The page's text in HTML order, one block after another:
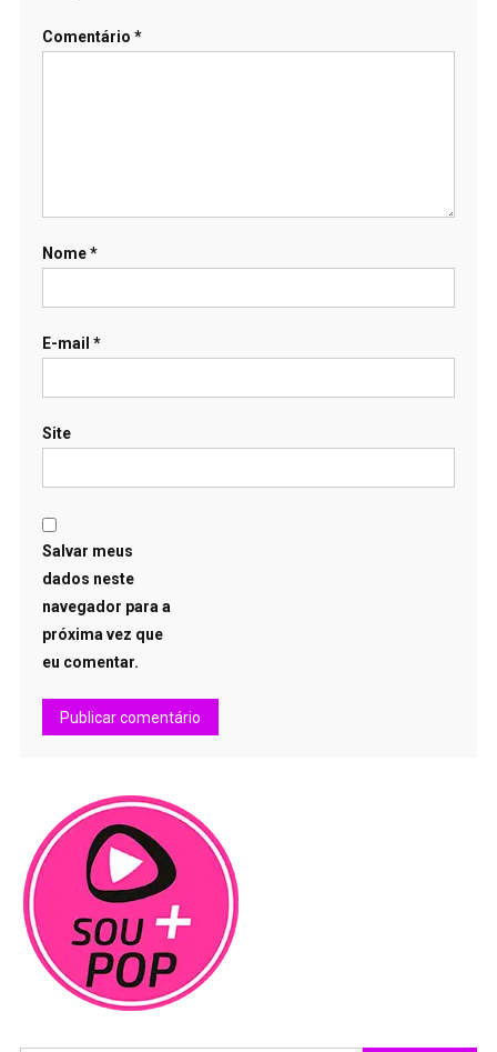
Comentário *
Nome*
E-mail *
Site
Salvar meus
dados neste
navegador para a
próxima vez que
eu comentar.